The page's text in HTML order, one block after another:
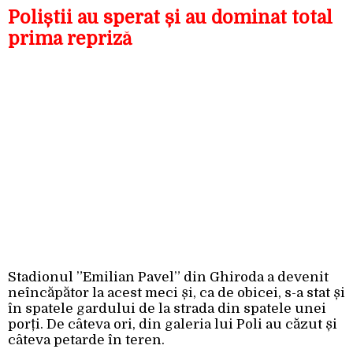
Poliștii au sperat și au dominat total
prima repriză
Stadionul ”Emilian Pavel” din Ghiroda a devenit
neîncăpător la acest meci și, ca de obicei, s-a stat și
în spatele gardului de la strada din spatele unei
porți. De câteva ori, din galeria lui Poli au căzut și
câteva petarde în teren.